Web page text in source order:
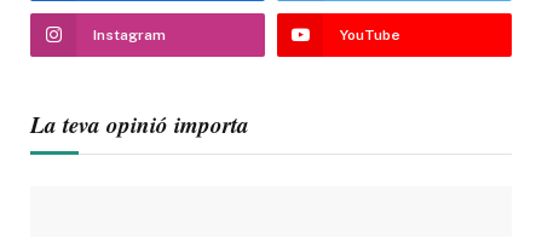
Instagram YouTube
La teva opinió importa